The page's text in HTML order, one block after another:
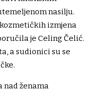
nasilju.
izmjena
je Celing Čelić.
a sudionici su se
nad ženama